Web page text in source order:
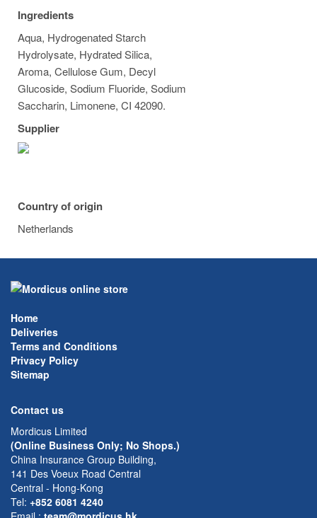
Ingredients
Aqua, Hydrogenated Starch
Hydrolysate, Hydrated Silica,
Aroma, Cellulose Gum, Decyl
Glucoside, Sodium Fluoride, Sodium
Saccharin, Limonene, CI 42090.
Supplier
Country of origin
Netherlands
Home
Deliveries
Terms and Conditions
Privacy Policy
Sitemap
Contact us
Mordicus Limited
(Online Business Only; No Shops.)
China Insurance Group Building,
141 Des Voeux Road Central
Central - Hong-Kong
Tel: +852 6081 4240